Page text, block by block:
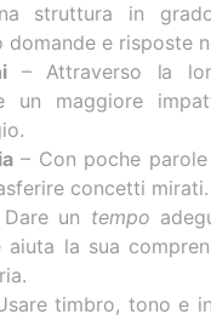
struttura in
domande e risposte
– Attraverso la
un maggiore
– Con poche
concetti mirati.
un tempo
aiuta la sua
timbro, tono e